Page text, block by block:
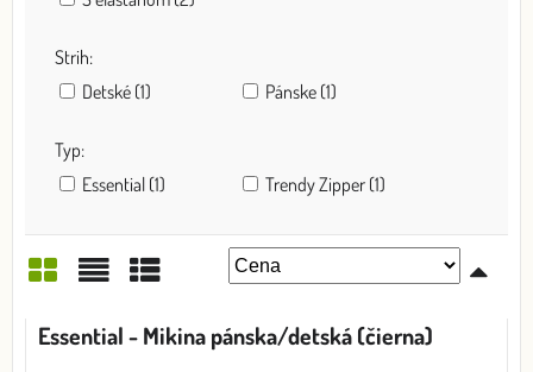
Strih:
Detské (1)
Pánske (1)
Typ:
Essential (1)
Trendy Zipper (1)
Mriežka
Essential - Mikina pánska/detská (čierna)